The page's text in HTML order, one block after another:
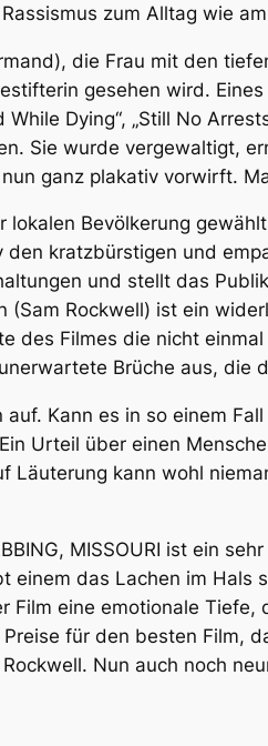
zum Alltag wie
die Frau mit den
gesehen wird.
Dying“, „Still No
Sie wurde vergewaltigt,
ganz plakativ vorwirft.
lokalen Bevölkerung
den kratzbürstigen und
und stellt das
(Sam Rockwell) ist ein
des Filmes die nicht
Brüche aus,
Kann es in so einem
Urteil über einen
Läuterung kann wohl
MISSOURI ist ein
einem das Lachen im
Film eine emotionale
für den besten Film,
Nun auch noch